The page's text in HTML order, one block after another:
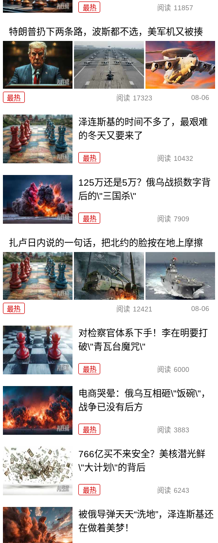
最热 阅读 11857
特朗普扔下两条路，波斯都不选，美军机又被揍
最热 阅读 17323 08-06
泽连斯基的时间不多了，最艰难
的冬天又要来了
最热 阅读 10432
125万还是5万？俄乌战损数字背
后的\"三国杀\"
最热 阅读 7909
扎卢日内说的一句话，把北约的脸按在地上摩擦
最热 阅读 12421 08-06
对检察官体系下手！李在明要打
破\"青瓦台魔咒\"
最热 阅读 6000
电商哭晕：俄乌互相砸\"饭碗\"，
战争已没有后方
最热 阅读 3883
766亿买不来安全？美核潜光鲜
\"大计划\"的背后
最热 阅读 6243
被俄导弹天天“洗地”，泽连斯基还
在做着美梦！